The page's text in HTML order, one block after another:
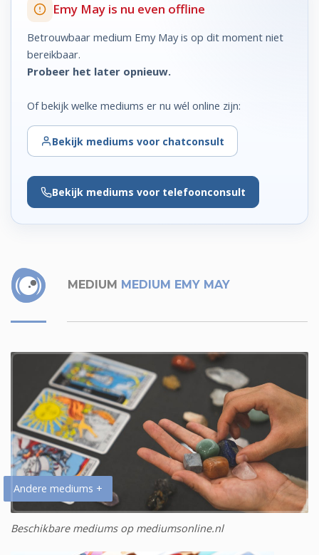
Emy May is nu even offline
Betrouwbaar medium Emy May is op dit moment niet
bereikbaar.
Probeer het later opnieuw.
Of bekijk welke mediums er nu wél online zijn:
Bekijk mediums voor chatconsult
Bekijk mediums voor telefoonconsult
MEDIUM MEDIUM EMY MAY
Andere mediums +
Beschikbare mediums op mediumsonline.nl